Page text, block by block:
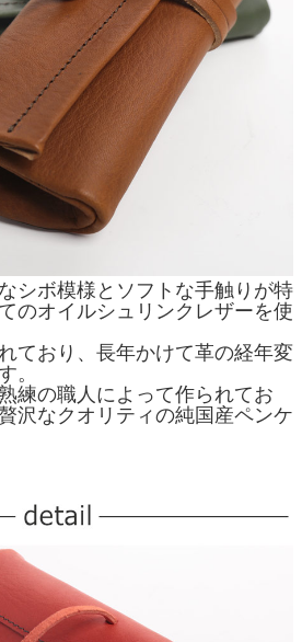
シボ模様とソフトな手触りが特
のオイルシュリンクレザーを使
ており、長年かけて革の経年変
。
練の職人によって作られてお
沢なクオリティの純国産ペンケ